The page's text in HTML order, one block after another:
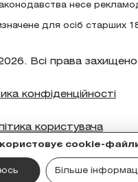
cookie-
Більше
несе
для осіб старших
Всі права захищено
конфіденційності
користувача
Політика cookie